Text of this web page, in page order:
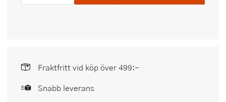
Fraktfritt vid köp över 499:-
Snabb leverans